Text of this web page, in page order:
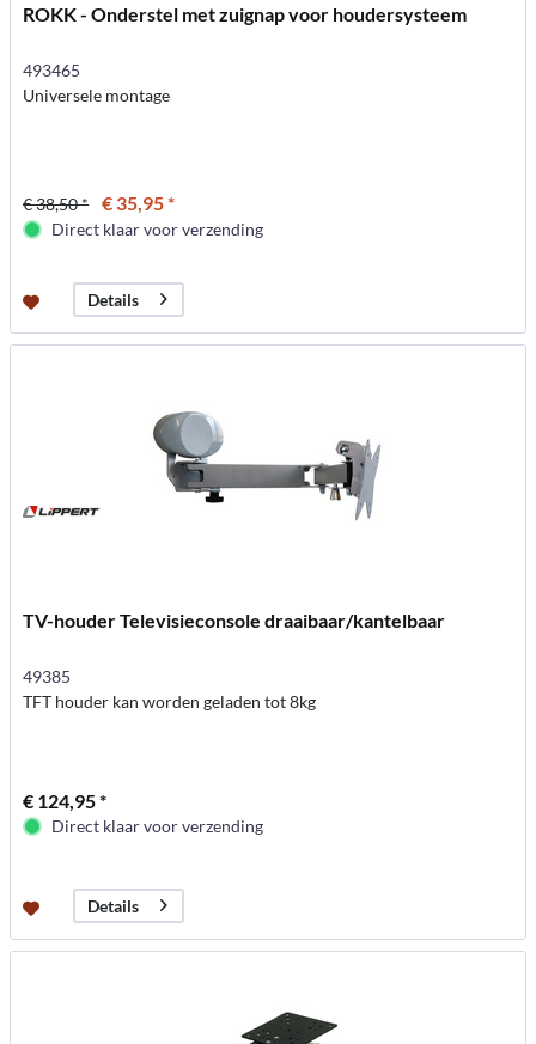
ROKK - Onderstel met zuignap voor houdersysteem
493465
Universele montage
€ 38,50 * € 35,95 *
Direct klaar voor verzending
Details
TV-houder Televisieconsole draaibaar/kantelbaar
49385
TFT houder kan worden geladen tot 8kg
€ 124,95 *
Direct klaar voor verzending
Details